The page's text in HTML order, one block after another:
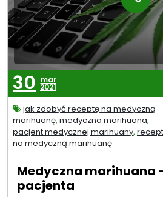
30 mar
2021
jak zdobyć receptę na medyczną
marihuanę, medyczna marihuana,
pacjent medycznej marihuany,
na medyczną marihuanę
Medyczna marihuana
pacjenta